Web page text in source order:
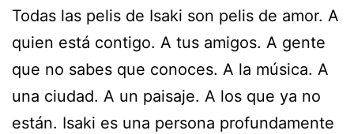
Todas las pelis de Isaki son pelis de amor. A
quien está contigo. A tus amigos. A gente
que no sabes que conoces. A la música. A
una ciudad. A un paisaje. A los que ya no
están. Isaki es una persona profundamente